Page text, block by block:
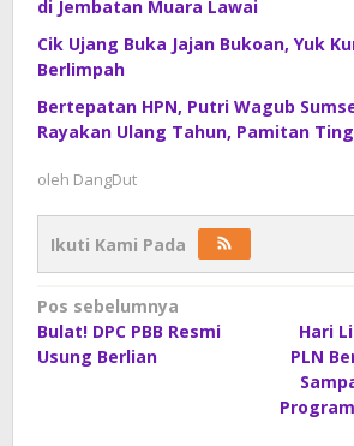
di Jembatan Muara Lawai
Cik Ujang Buka Jajan Bukoan, Yuk
Berlimpah
Bertepatan HPN, Putri Wagub
Rayakan Ulang Tahun, Pamitan
oleh DangDut
Ikuti Kami Pada
Navigasi
pos
Pos sebelumnya
Bulat! DPC PBB Resmi
Usung Berlian
Hari
PLN